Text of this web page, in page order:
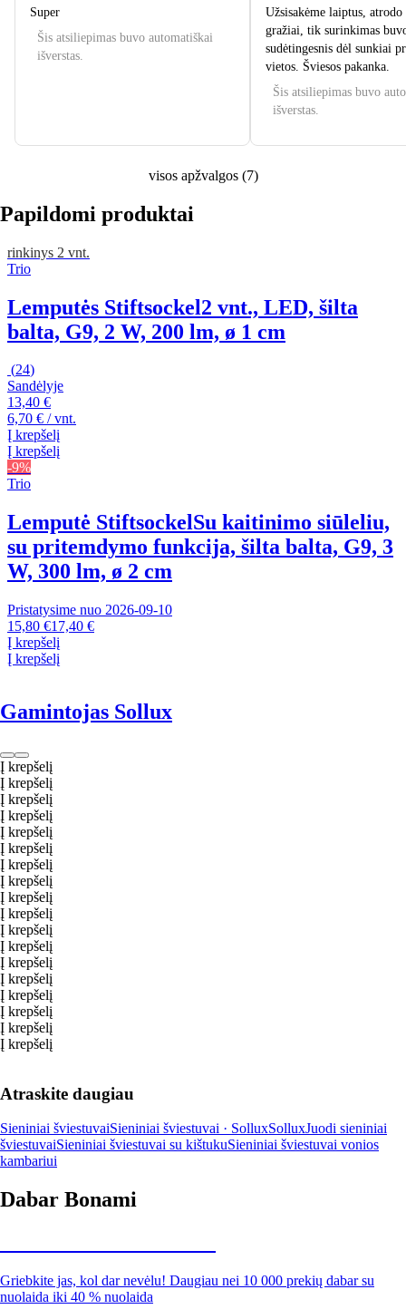
Super
Šis atsiliepimas buvo automatiškai
išverstas.
Užsisakėme laiptus, atrodo
gražiai, tik surinkimas
sudėtingesnis dėl sunkiai
vietos. Šviesos pakanka.
Šis atsiliepimas buvo
išverstas.
visos apžvalgos(7)
Papildomi produktai
rinkinys 2 vnt.
Trio
Lemputės Stiftsockel2 vnt., LED, šilta
balta, G9, 2 W, 200 lm, ø 1 cm
(24)
Sandėlyje
13,40 €
6,70 € / vnt.
Į krepšelį
Į krepšelį
-9%
Trio
Lemputė StiftsockelSu kaitinimo siūleliu,
su pritemdymo funkcija, šilta balta, G9, 3
W, 300 lm, ø 2 cm
Pristatysime nuo 2026‑09‑10
15,80 €17,40 €
Į krepšelį
Į krepšelį
Gamintojas Sollux
Į krepšelį
Į krepšelį
Į krepšelį
Į krepšelį
Į krepšelį
Į krepšelį
Į krepšelį
Į krepšelį
Į krepšelį
Į krepšelį
Į krepšelį
Į krepšelį
Į krepšelį
Į krepšelį
Į krepšelį
Į krepšelį
Į krepšelį
Į krepšelį
Atraskite daugiau
Sieniniai šviestuvaiSieniniai šviestuvai · SolluxSolluxJuodi sieniniai
šviestuvaiSieniniai šviestuvai su kištukuSieniniai šviestuvai vonios
kambariui
Dabar Bonami
Griebkite jas, kol dar nevėlu! Daugiau nei 10 000 prekių dabar su
nuolaida iki 40 % nuolaida